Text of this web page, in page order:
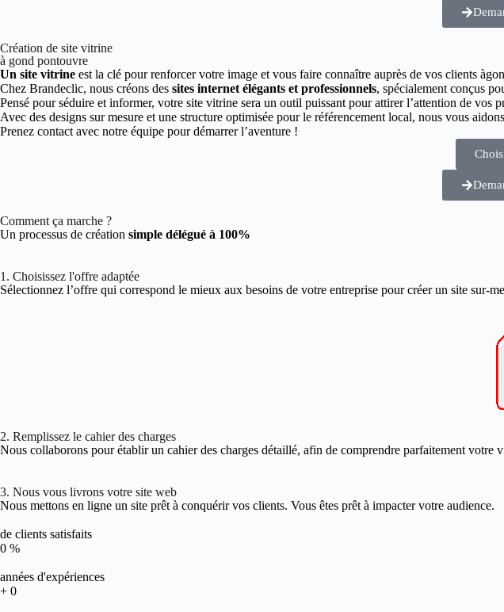
Création de site vitrine
à gond pontouvre
Un site vitrine est la clé pour renforcer votre image et vous faire connaître auprès de vos clients
Chez Brandeclic, nous créons des sites internet élégants et professionnels, spécialement conçus
Pensé pour séduire et informer, votre site vitrine sera un outil puissant pour attirer l’attention de vos
Avec des designs sur mesure et une structure optimisée pour le référencement local, nous vous
Prenez contact avec notre équipe pour démarrer l’aventure !
Comment ça marche ?
Un processus de création simple délégué à 100%
1. Choisissez l'offre adaptée
Sélectionnez l’offre qui correspond le mieux aux besoins de votre entreprise pour créer un site sur-
2. Remplissez le cahier des charges
Nous collaborons pour établir un cahier des charges détaillé, afin de comprendre parfaitement votre
3. Nous vous livrons votre site web
Nous mettons en ligne un site prêt à conquérir vos clients. Vous êtes prêt à impacter votre audience.
de clients satisfaits
0 %
années d'expériences
+ 0